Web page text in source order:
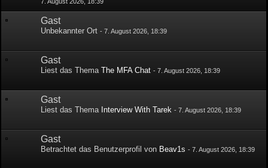
Gast
Unbekannter Ort-7. August 2026, 18:39
Gast
Liest das ThemaThe MFA Chat -7. August 2026, 18:39
Gast
Liest das Thema Interview With Tarek -7. August 2026, 18:39
Gast
Betrachtet das Benutzerprofil von Beav1s -7. August 2026, 18:39